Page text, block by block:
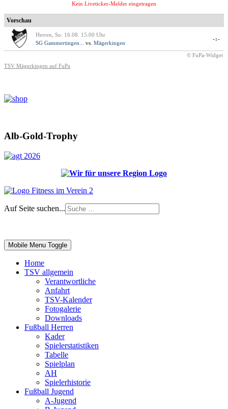
Kein Liveticker-Melder eingetragen
Vorschau
Herren, So. 16.08. 15:00 Uhr
SG Gammertingen...
vs. Mägerkingen
-:-
© FuPa-Widget
TSV Mägerkingen auf FuPa
Alb-Gold-Trophy
Auf Seite suchen...
Mobile Menu Toggle
Home
TSV allgemein
Verantwortliche
Anfahrt
TSV-Kalender
Fotogalerie
Downloads
Fußball Herren
Kader
Spielerstatistiken
Tabelle
Spielplan
AH
Spielerhistorie
Fußball Jugend
A-Jugend